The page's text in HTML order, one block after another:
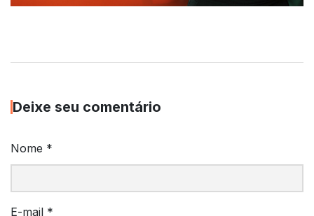
Deixe seu comentário
Nome *
E-mail *